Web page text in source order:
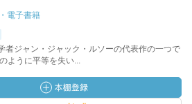
電子書籍
者ジャン・ジャック・ルソーの代表作の一つで
ように平等を失い...